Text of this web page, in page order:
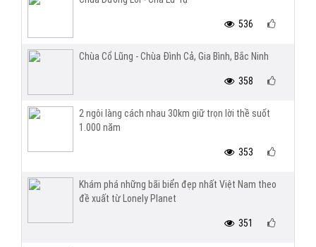
536
Chùa Cổ Lũng - Chùa Đình Cả, Gia Bình, Bắc Ninh
358
2 ngôi làng cách nhau 30km giữ trọn lời thề suốt
1.000 năm
353
Khám phá những bãi biển đẹp nhất Việt Nam theo
đề xuất từ Lonely Planet
351